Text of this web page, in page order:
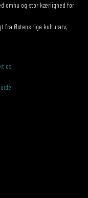
omhu og stor kærlighed for
fra Østens rige kulturarv,
os